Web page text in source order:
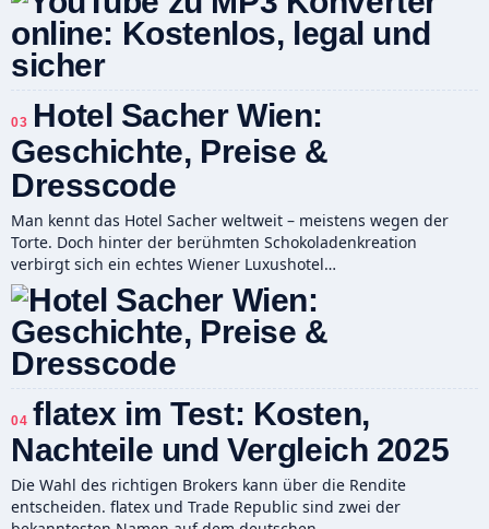
03 Hotel Sacher Wien:
Geschichte, Preise &
Dresscode
Man kennt das Hotel Sacher weltweit – meistens wegen der
Torte. Doch hinter der berühmten Schokoladenkreation
verbirgt sich ein echtes Wiener Luxushotel…
04 flatex im Test: Kosten,
Nachteile und Vergleich 2025
Die Wahl des richtigen Brokers kann über die Rendite
entscheiden. flatex und Trade Republic sind zwei der